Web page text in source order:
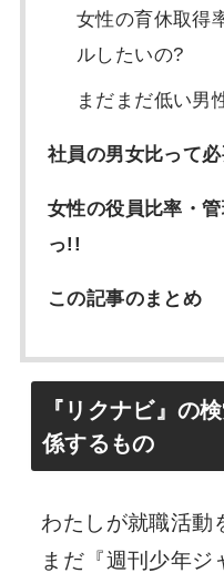
女性の育休取得
ルしたいの?
まだまだ低い男
社員の男女比って
女性の役員比率・
っ!!
この記事のまとめ
『リクナビ』の
係するもの
わたしが就職活動
まだ『週刊少年ジ